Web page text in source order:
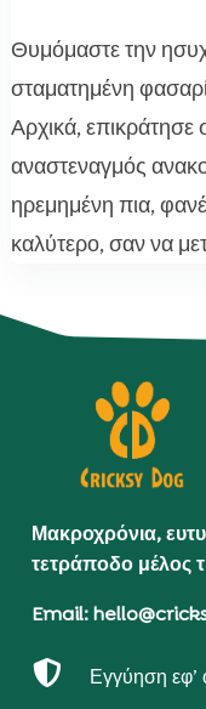
Θυμόμαστε την
σταματημένη
Αρχικά,
αναστεναγμός
ηρεμημένη πια,
καλύτερο, σαν να
Μακροχρόνια,
τετράποδο μέλος
Email:
 Εγγύηση